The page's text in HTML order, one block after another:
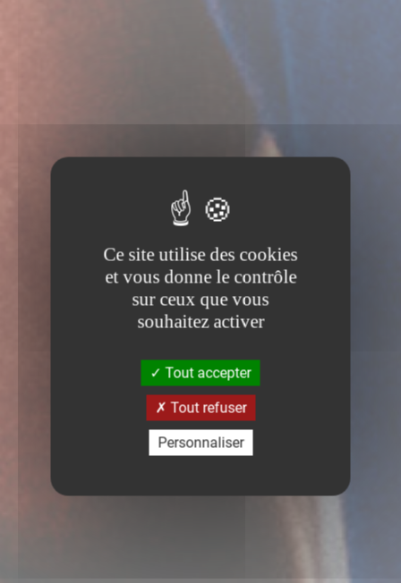
Ce site utilise des cookies
et vous donne le contrôle
sur ceux que vous
souhaitez activer
Tout accepter
Tout refuser
Personnaliser